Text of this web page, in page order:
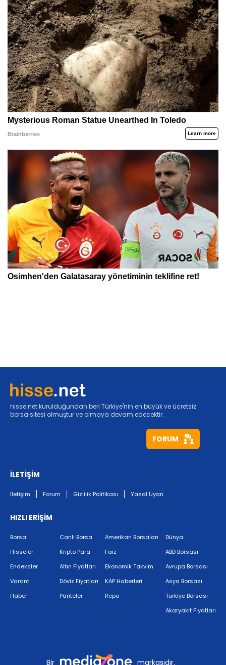
hisse.net kurulduğundan beri Türkiye'nin en büyük ve ücretsiz
borsa sitesi olmuştur ve olmaya devam edecektir.
FORUM
İLETİŞİM
İletişim Forum Gizlilik Politikası Yasal Uyarı
HIZLI ERİŞİM
Borsa
Hisseler
Endeksler
Varant
Haber
Canlı Borsa
Kripto Para
Altın Fiyatları
Döviz Fiyatları
Pariteler
Amerikan Borsaları
Faiz
Ekonomik Takvim
KAP Haberleri
Repo
Dünya
ABD Borsası
Avrupa Borsası
Asya Borsası
Türkiye Borsası
Akaryakıt Fiyatları
Bir markasıdır.